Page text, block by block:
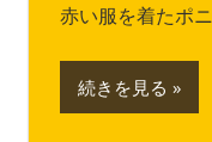
赤い服を着たポ
続きを見る